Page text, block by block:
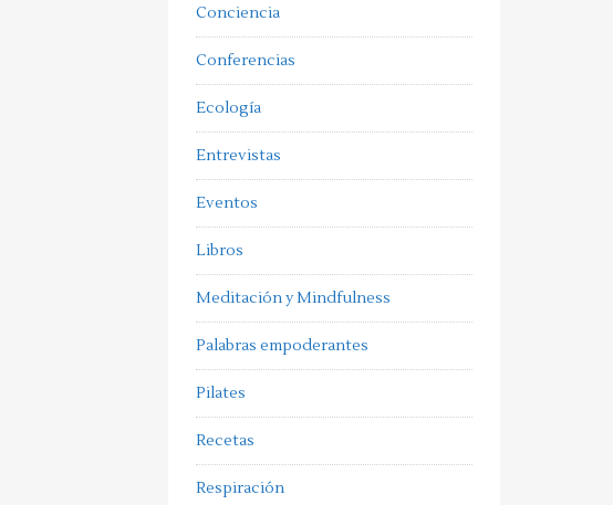
Conciencia
Conferencias
Ecología
Entrevistas
Eventos
Libros
Meditación y Mindfulness
Palabras empoderantes
Pilates
Recetas
Respiración